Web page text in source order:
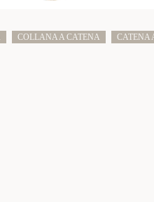
COLLANA A CATENA
CATENA